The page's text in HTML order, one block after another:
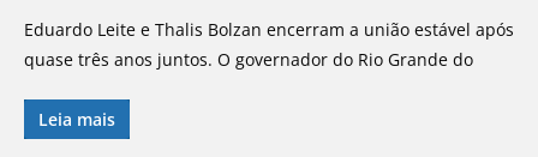
Eduardo Leite e Thalis Bolzan encerram a união estável após
quase três anos juntos. O governador do Rio Grande do
Leia mais